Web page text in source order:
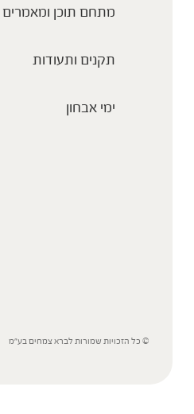
מתחם תוכן ומאמרים
תקנים ותעודות
ימי אבחון
© כל הזכויות שמורות לברא צמחים בע”מ